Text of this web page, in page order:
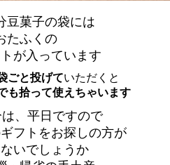
豆菓子の袋には
たふくの
が入っています
ごと投げていただくと
も拾って使えちゃいます
、平日ですので
フトをお探しの方が
いでしょうか